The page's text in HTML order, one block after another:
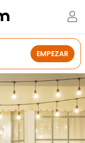
EMPEZAR